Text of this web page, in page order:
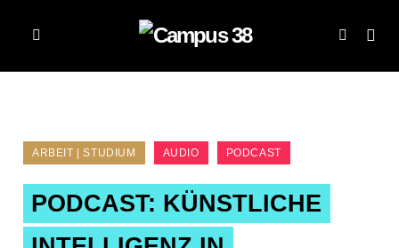
ARBEIT | STUDIUM AUDIO PODCAST
PODCAST: KÜNSTLICHE